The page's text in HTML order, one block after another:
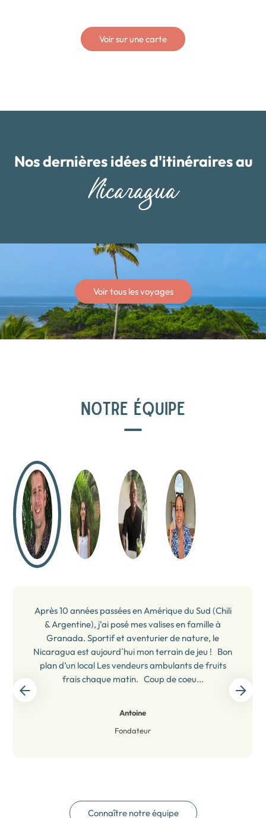
Voir sur une carte
Nos dernières idées d'itinéraires au
Nicaragua
Voir tous les voyages
NOTRE ÉQUIPE
Après 10 années passées en Amérique du Sud (Chili
& Argentine), j’ai posé mes valises en famille à
Granada. Sportif et aventurier de nature, le
Nicaragua est aujourd´hui mon terrain de jeu ! Bon
plan d’un local Les vendeurs ambulants de fruits
frais chaque matin. Coup de coeu...
Antoine
Fondateur
Connaître notre équipe